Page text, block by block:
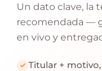
Un dato clave, la
recomendada —
en vivo y
Titular +